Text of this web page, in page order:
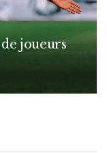
de joueurs